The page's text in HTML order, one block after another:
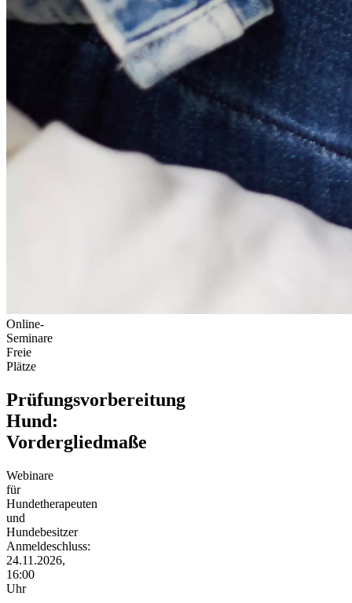
Online-
Seminare
Freie
Plätze
Prüfungsvorbereitung
Hund:
Vordergliedmaße
Webinare
für
Hundetherapeuten
und
Hundebesitzer
Anmeldeschluss:
24.11.2026,
16:00
Uhr